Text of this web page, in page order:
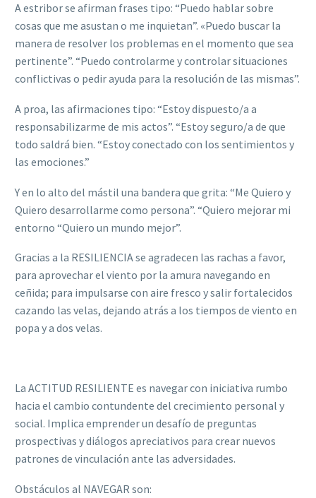
A estribor se afirman frases tipo: “Puedo hablar sobre
cosas que me asustan o me inquietan”. «Puedo buscar la
manera de resolver los problemas en el momento que sea
pertinente”. “Puedo controlarme y controlar situaciones
conflictivas o pedir ayuda para la resolución de las mismas”.
A proa, las afirmaciones tipo: “Estoy dispuesto/a a
responsabilizarme de mis actos”. “Estoy seguro/a de que
todo saldrá bien. “Estoy conectado con los sentimientos y
las emociones.”
Y en lo alto del mástil una bandera que grita: “Me Quiero y
Quiero desarrollarme como persona”. “Quiero mejorar mi
entorno “Quiero un mundo mejor”.
Gracias a la RESILIENCIA se agradecen las rachas a favor,
para aprovechar el viento por la amura navegando en
ceñida; para impulsarse con aire fresco y salir fortalecidos
cazando las velas, dejando atrás a los tiempos de viento en
popa y a dos velas.
La ACTITUD RESILIENTE es navegar con iniciativa rumbo
hacia el cambio contundente del crecimiento personal y
social. Implica emprender un desafío de preguntas
prospectivas y diálogos apreciativos para crear nuevos
patrones de vinculación ante las adversidades.
Obstáculos al NAVEGAR son: